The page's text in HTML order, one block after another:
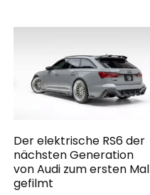
Der elektrische RS6 der
nächsten Generation
von Audi zum ersten Mal
gefilmt